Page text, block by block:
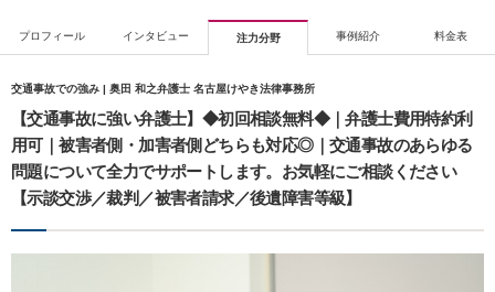
プロフィール インタビュー 注力分野 事例紹介 料金表
交通事故での強み | 奥田 和之弁護士 名古屋けやき法律事務所
【交通事故に強い弁護士】◆初回相談無料◆｜弁護士費用特約利
用可｜被害者側・加害者側どちらも対応◎｜交通事故のあらゆる
問題について全力でサポートします。お気軽にご相談ください
【示談交渉／裁判／被害者請求／後遺障害等級】